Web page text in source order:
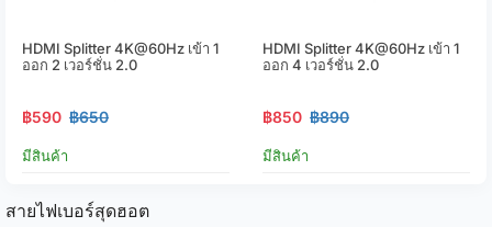
HDMI Splitter 4K@60Hz เข้า 1
ออก 2 เวอร์ชั่น 2.0
฿590 ฿650
มีสินค้า
HDMI Splitter 4K@60Hz เข้า 1
ออก 4 เวอร์ชั่น 2.0
฿850 ฿890
มีสินค้า
สายไฟเบอร์สุดฮอต